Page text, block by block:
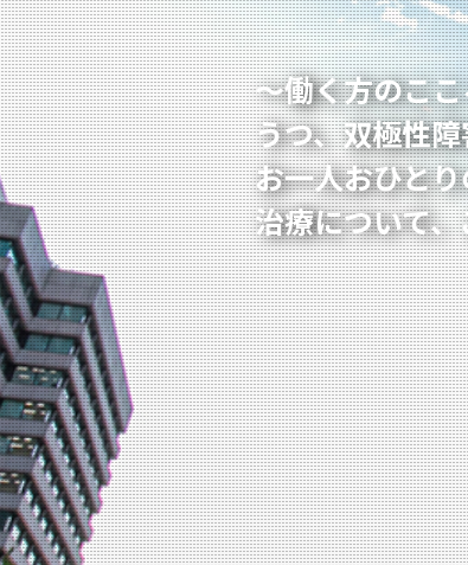
～働く方のこ
うつ、双極性
お一人おひと
治療について